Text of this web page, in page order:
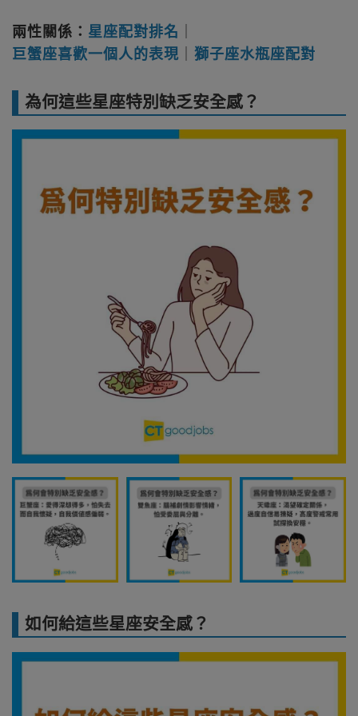
兩性關係： 星座配對排名
巨蟹座喜歡一個人的表現
獅子座水瓶座配對
為何這些星座特別缺乏安全感？
如何給這些星座安全感？